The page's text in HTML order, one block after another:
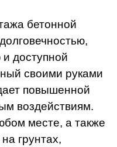
бетонной
доступной
своими руками
повышенной
воздействиям.
месте, а также
грунтах,